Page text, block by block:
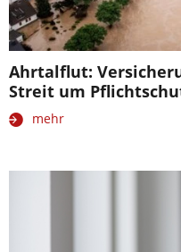
Ahrtalflut:
Streit um
mehr